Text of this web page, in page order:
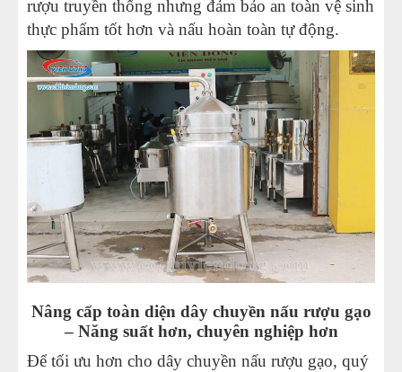
rượu truyền thống nhưng đảm bảo an toàn vệ sinh
thực phẩm tốt hơn và nấu hoàn toàn tự động.
Nâng cấp toàn diện dây chuyền nấu rượu gạo
– Năng suất hơn, chuyên nghiệp hơn
Để tối ưu hơn cho dây chuyền nấu rượu gạo, quý